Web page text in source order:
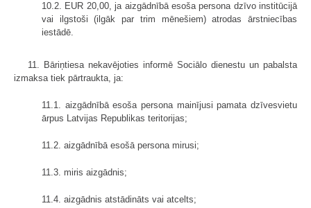
10.2. EUR 20,00, ja aizgādnībā esoša persona dzīvo institūcijā
vai ilgstoši (ilgāk par trim mēnešiem) atrodas ārstniecības
iestādē.
11. Bāriņtiesa nekavējoties informē Sociālo dienestu un pabalsta
izmaksa tiek pārtraukta, ja:
11.1. aizgādnībā esoša persona mainījusi pamata dzīvesvietu
ārpus Latvijas Republikas teritorijas;
11.2. aizgādnībā esošā persona mirusi;
11.3. miris aizgādnis;
11.4. aizgādnis atstādināts vai atcelts;